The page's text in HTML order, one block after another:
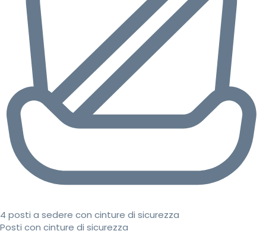
4 posti a sedere con cinture di sicurezza
Posti con cinture di sicurezza